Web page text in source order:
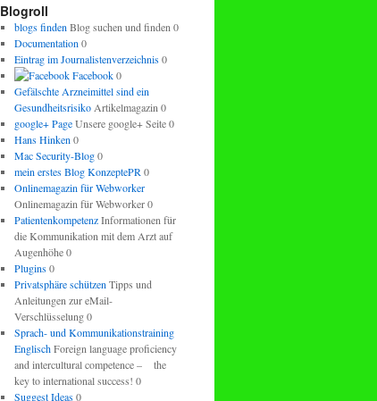
Blogroll
blogs finden Blog suchen und finden 0
Documentation 0
Eintrag im Journalistenverzeichnis0
Facebook0
Gefälschte Arzneimittel sind ein
GesundheitsrisikoArtikelmagazin 0
google+ PageUnsere google+ Seite 0
Hans Hinken 0
Mac Security-Blog0
mein erstes Blog KonzeptePR 0
Onlinemagazin für Webworker
Onlinemagazin für Webworker 0
PatientenkompetenzInformationen für
die Kommunikation mit dem Arzt auf
Augenhöhe 0
Plugins0
Privatsphäre schützen Tipps und
Anleitungen zur eMail-
Verschlüsselung 0
Sprach- und Kommunikationstraining
EnglischForeign language proficiency
and intercultural competence – the
key to international success! 0
Suggest Ideas0